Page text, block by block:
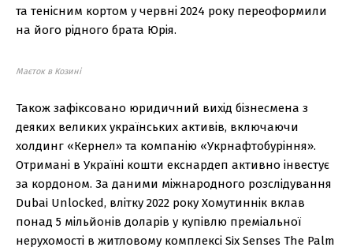
та тенісним кортом у червні 2024 року переоформили
на його рідного брата Юрія.
Маєток в Козині
Також зафіксовано юридичний вихід бізнесмена з
деяких великих українських активів, включаючи
холдинг «Кернел» та компанію «Укрнафтобуріння».
Отримані в Україні кошти екснардеп активно інвестує
за кордоном. За даними міжнародного розслідування
Dubai Unlocked, влітку 2022 року Хомутиннік вклав
понад 5 мільйонів доларів у купівлю преміальної
нерухомості в житловому комплексі Six Senses The Palm